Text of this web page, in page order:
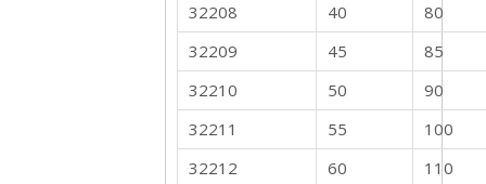
32208
40
80
32209
45
85
32210
50
90
32211
55
100
32212
60
110